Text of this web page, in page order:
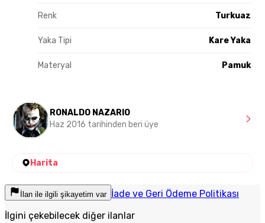
Renk Turkuaz
Yaka Tipi Kare Yaka
Materyal Pamuk
RONALDO NAZARIO
Haz 2016 tarihinden beri üye
Harita
İlan ile ilgili şikayetim var İade ve Geri Ödeme Politikası
İlgini çekebilecek diğer ilanlar